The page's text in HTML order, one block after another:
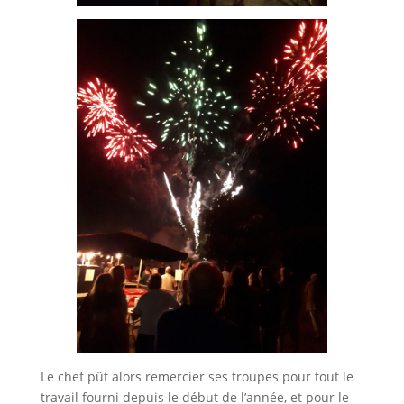
Le chef pût alors remercier ses troupes pour tout le
travail fourni depuis le début de l’année, et pour le